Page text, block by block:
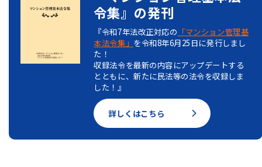
令集』の発刊
『令和7年法改正対応の 「マンション管理基
本法令集」 を令和8年6月25日に発行しまし
た！
収録法令を最新の内容にアップデートする
とともに、新たに民法等の法令を収録しま
した！』
詳しくはこちら